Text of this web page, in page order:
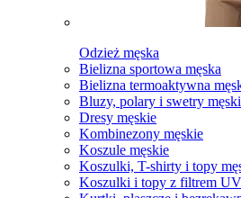
Odzież męska
Bielizna sportowa męska
Bielizna termoaktywna
Bluzy, polary i swetry
Dresy męskie
Kombinezony męskie
Koszule męskie
Koszulki, T-shirty i topy
Koszulki i topy z filtrem